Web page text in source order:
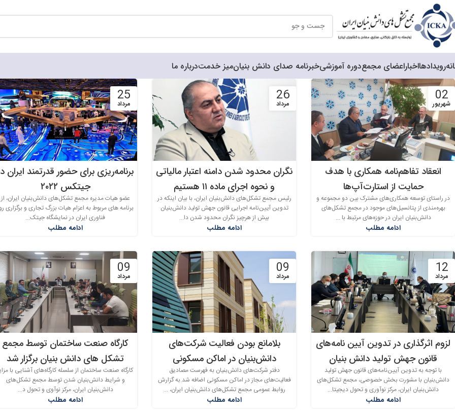
رویدادهااخباراعضای مجمعدوره آموزشیخبرنامه صدای دانش بنیانمیز خدمتدرباره ما
02
شهریور
انعقاد تفاهم‌نامه همکاری با هدف
حمایت از استارت‌آپ‌ها
در راستای توسعه همکاری‌های مشترک بین دو مجموعه و
بهره‌مندی از پتانسیل‌های موجود در مجمع تشکل‌های
دانش‌بنیان ایران در حوزه‌های مرتبط با ...
ادامه مطلب
26
مرداد
نگران محدود شدن دامنه اعتبار مالیاتی
و نحوه اجرای ماده ۱۱ هستیم
رئیس مجمع تشکل‌های دانش‌بنیان ایران، با بیان اینکه در
تدوین آیین‌نامه اجرایی قانون جهش تولید دانش‌بنیان
بیش از هرچیز نگران محدود شدن دا...
ادامه مطلب
25
مرداد
برنامه‌ریزی برای حضور قدرتمند ایران
جیتکس ۲۰۲۲
عضو هیات مدیره مجمع تشکل‌های دانش‌بنیان ایران، از
برنامه های مربوط به اعزام هیات بزرگ تجاری و برگزاری
فناوری ایران در نمایشگاه جیتک...
ادامه مطلب
12
مرداد
لزوم اثرگذاری در تدوین آیین نامه‌های
قانون جهش تولید دانش بنیان
با توجه به تدوین آیین‌نامه‌های قانون جهش تولید
دانش‌بنیان با مشورت بخش خصوصی، مجمع تشکل‌های
دانش‌بنیان ایران، مرکز نوآوری و تحول دیجیتا...
ادامه مطلب
09
مرداد
بلامانع بودن فعالیت شرکت‌های
دانش‌بنیان در اماکن مسکونی
دفتر شرکت‌های دانش‌بنیان به فهرست مصادیق
فعالیت‌های مجاز در اماکن مسکونی اضافه شد.به گزارش
روابط عمومی مجمع تشکل‌های دانش‌بنیان ایران، ...
ادامه مطلب
09
مرداد
کارگاه صنعت ساختمان توسط مجمع
تشکل های دانش بنیان برگزار شد
کارگاه صنعت ساختمان از سلسله کارگاه‌های آشنایی با
و شرایط دانش‌بنیان شدن توسط مجمع تشکل‌های
دانش‌بنیان ایران، مرکز نوآوی و تحول د...
ادامه مطلب